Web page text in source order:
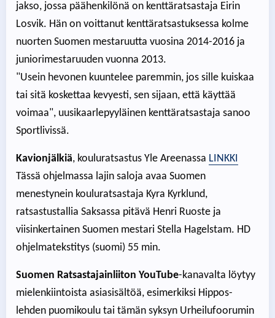
jakso, jossa päähenkilönä on kenttäratsastaja Eirin
Losvik. Hän on voittanut kenttäratsastuksessa kolme
nuorten Suomen mestaruutta vuosina 2014-2016 ja
juniorimestaruuden vuonna 2013.
"Usein hevonen kuuntelee paremmin, jos sille kuiskaa
tai sitä koskettaa kevyesti, sen sijaan, että käyttää
voimaa", uusikaarlepyyläinen kenttäratsastaja sanoo
Sportlivissä.
Kavionjälkiä, kouluratsastus Yle Areenassa LINKKI
Tässä ohjelmassa lajin saloja avaa Suomen
menestynein kouluratsastaja Kyra Kyrklund,
ratsastustallia Saksassa pitävä Henri Ruoste ja
viisinkertainen Suomen mestari Stella Hagelstam. HD
ohjelmatekstitys (suomi) 55 min.
Suomen Ratsastajainliiton YouTube-kanavalta löytyy
mielenkiintoista asiasisältöä, esimerkiksi Hippos-
lehden puomikoulu tai tämän syksyn Urheilufoorumin